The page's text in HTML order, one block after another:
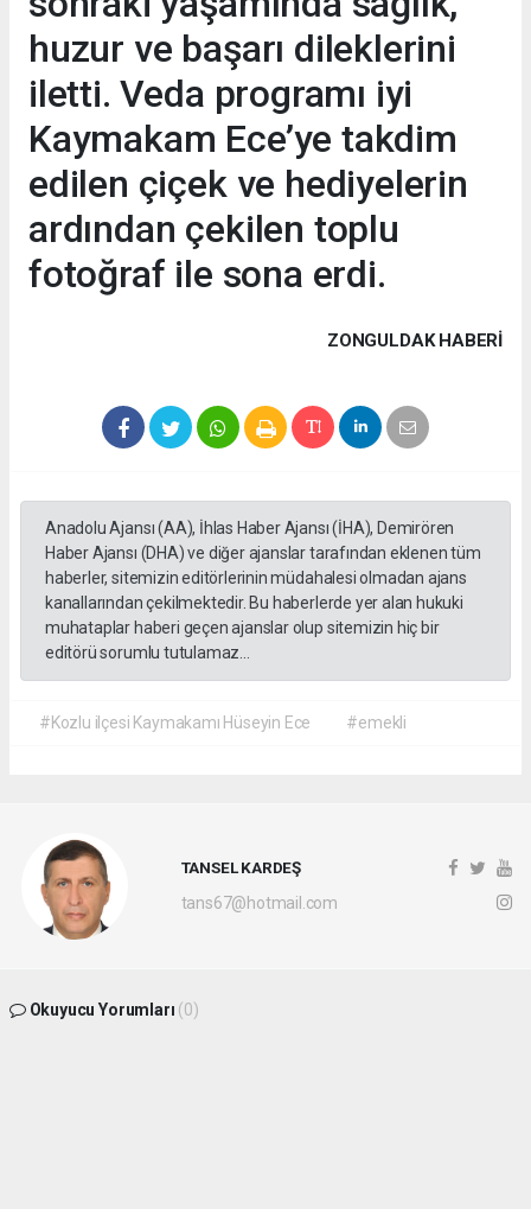
huzur ve başarı dileklerini
iletti. Veda programı iyi
Kaymakam Ece’ye takdim
edilen çiçek ve hediyelerin
ardından çekilen toplu
fotoğraf ile sona erdi.
ZONGULDAK HABERİ
Anadolu Ajansı (AA), İhlas Haber Ajansı (İHA), Demirören
Haber Ajansı (DHA) ve diğer ajanslar tarafından eklenen tüm
haberler, sitemizin editörlerinin müdahalesi olmadan ajans
kanallarından çekilmektedir. Bu haberlerde yer alan hukuki
muhataplar haberi geçen ajanslar olup sitemizin hiç bir
editörü sorumlu tutulamaz...
#Kozlu ilçesi Kaymakamı Hüseyin Ece #emekli
TANSEL KARDEŞ
tans67@hotmail.com
Okuyucu Yorumları (0)